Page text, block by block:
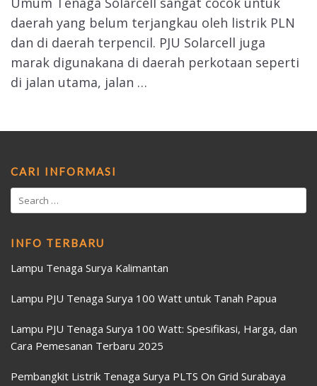
daerah yang belum terjangkau oleh listrik PLN
dan di daerah terpencil. PJU Solarcell juga
marak digunakana di daerah perkotaan seperti
di jalan utama, jalan …
CARI INFORMASI
Search
for:
INFO TERBARU
Lampu Tenaga Surya Kalimantan
Lampu PJU Tenaga Surya 100 Watt untuk Tanah Papua
Lampu PJU Tenaga Surya 100 Watt: Spesifikasi, Harga, dan
Cara Pemesanan Terbaru 2025
Pembangkit Listrik Tenaga Surya PLTS On Grid Surabaya